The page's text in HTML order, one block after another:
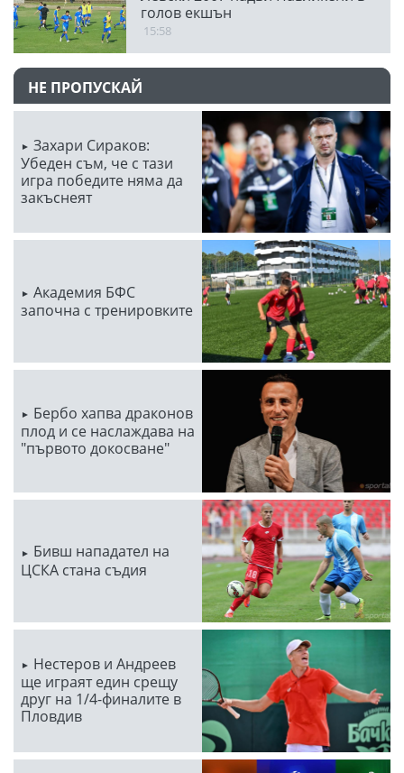
голов екшън
15:58
НЕ ПРОПУСКАЙ
Захари Сираков:
Убеден съм, че с тази
игра победите няма да
закъснеят
Академия БФС
започна с тренировките
Бербо хапва драконов
плод и се наслаждава на
"първото докосване"
Бивш нападател на
ЦСКА стана съдия
Нестеров и Андреев
ще играят един срещу
друг на 1/4-финалите в
Пловдив